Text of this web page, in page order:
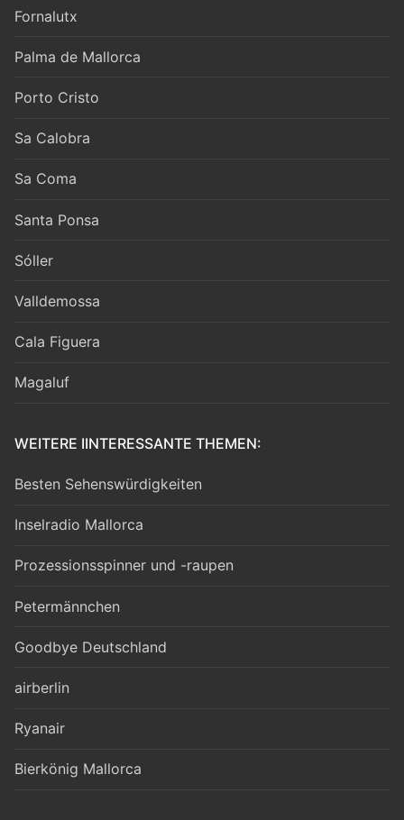
Fornalutx
Palma de Mallorca
Porto Cristo
Sa Calobra
Sa Coma
Santa Ponsa
Sóller
Valldemossa
Cala Figuera
Magaluf
WEITERE IINTERESSANTE THEMEN:
Besten Sehenswürdigkeiten
Inselradio Mallorca
Prozessionsspinner und -raupen
Petermännchen
Goodbye Deutschland
airberlin
Ryanair
Bierkönig Mallorca